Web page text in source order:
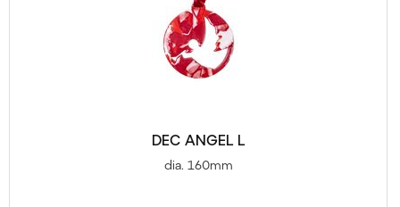
DEC ANGEL L
dia. 160mm